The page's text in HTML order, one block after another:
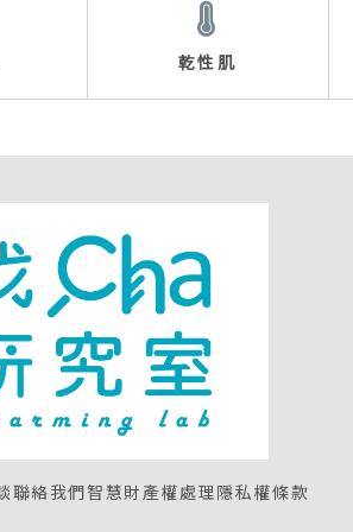
乾性肌
聯絡我們 智慧財產權處理 隱私權條款